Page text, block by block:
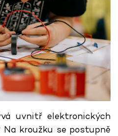
uvnitř elektronických
kroužku se postupně